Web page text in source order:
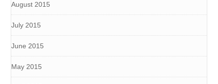
August 2015
July 2015
June 2015
May 2015